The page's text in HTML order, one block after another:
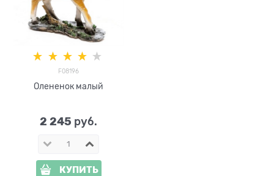
F08196
Олененок малый
2 245 руб.
КУПИТЬ